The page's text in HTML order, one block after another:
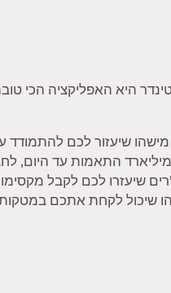
היא האפליקציה הכי
מישהו שיעזור לכם
עם 55 מיליארד התאמות עד
שיעזרו לכם לקבל